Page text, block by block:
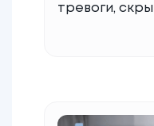
тревоги,
к нормальной